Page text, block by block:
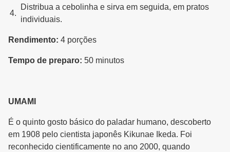
Distribua a cebolinha e sirva em seguida, em pratos
individuais.
Rendimento: 4 porções
Tempo de preparo: 50 minutos
UMAMI
É o quinto gosto básico do paladar humano, descoberto
em 1908 pelo cientista japonês Kikunae Ikeda. Foi
reconhecido cientificamente no ano 2000, quando